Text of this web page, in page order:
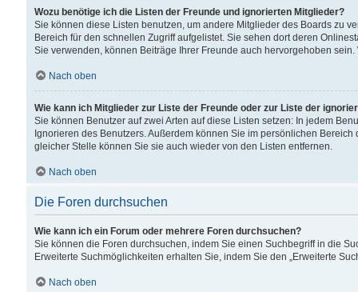
Wozu benötige ich die Listen der Freunde und ignorierten Mitglieder?
Sie können diese Listen benutzen, um andere Mitglieder des Boards zu
Bereich für den schnellen Zugriff aufgelistet. Sie sehen dort deren
Sie verwenden, können Beiträge Ihrer Freunde auch hervorgehoben
Nach oben
Wie kann ich Mitglieder zur Liste der Freunde oder zur Liste der
Sie können Benutzer auf zwei Arten auf diese Listen setzen: In jedem
Ignorieren des Benutzers. Außerdem können Sie im persönlichen
gleicher Stelle können Sie sie auch wieder von den Listen entfernen.
Nach oben
Die Foren durchsuchen
Wie kann ich ein Forum oder mehrere Foren durchsuchen?
Sie können die Foren durchsuchen, indem Sie einen Suchbegriff in die
Erweiterte Suchmöglichkeiten erhalten Sie, indem Sie den „Erweiterte
Nach oben